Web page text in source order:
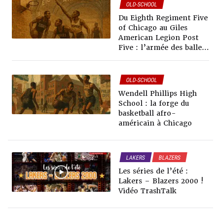
OLD-SCHOOL
Du Eighth Regiment Five
of Chicago au Giles
American Legion Post
Five : l’armée des ballers
OLD-SCHOOL
Wendell Phillips High
School : la forge du
basketball afro-
américain à Chicago
LAKERS
BLAZERS
VIDÉOS TRASHTALK
OLD-SCHOOL
Les séries de l’été :
Lakers – Blazers 2000 !
Vidéo TrashTalk